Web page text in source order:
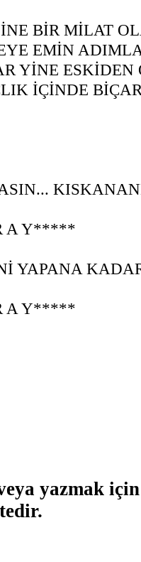
BİR MİLAT
EMİN
YİNE ESKİDEN
İÇİNDE
A Y*****
YAPANA
A Y*****
yazmak